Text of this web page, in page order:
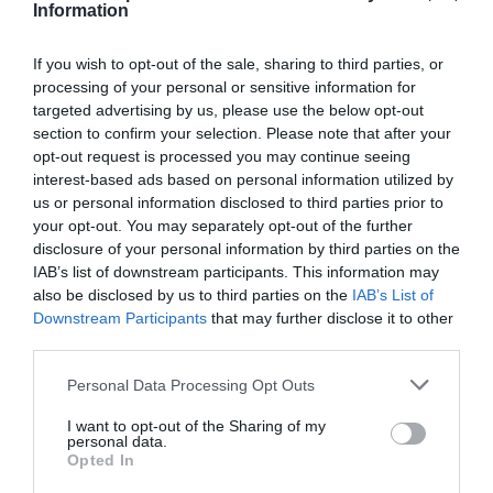
Information
If you wish to opt-out of the sale, sharing to third parties, or
processing of your personal or sensitive information for
targeted advertising by us, please use the below opt-out
section to confirm your selection. Please note that after your
opt-out request is processed you may continue seeing
interest-based ads based on personal information utilized by
us or personal information disclosed to third parties prior to
your opt-out. You may separately opt-out of the further
disclosure of your personal information by third parties on the
IAB’s list of downstream participants. This information may
also be disclosed by us to third parties on the IAB’s List of
Downstream Participants that may further disclose it to other
Personal Data Processing Opt Outs
I want to opt-out of the Sharing of my
personal data.
Opted In
reclamando nuevas inversiones, unas
inversiones que también están facilitando el
proceso de concentración . Un proceso donde se
añaden fondos financieros o empresariales que
perfilan todavía más un sector muy diferente.
La resistencia al cambio
Estos cambios pueden ser considerados, por
algunos, inapropiados o indeseables y pueden
generar movimientos defensivos. Se trata de
reacciones legítimas y lógicas. A raíz de la
publicación del artículo sobre la edad de los
agricultores, un ganadero me envió un vídeo